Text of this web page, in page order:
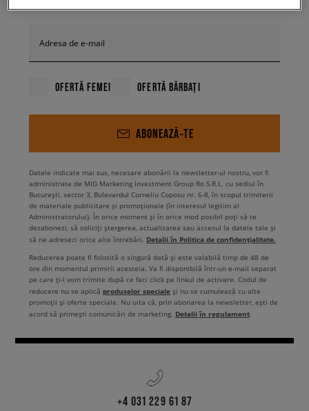
Adresa de e-mail
OFERTĂ FEMEI OFERTĂ BĂRBAȚI
ABONEAZĂ-TE
Datele indicate mai sus, necesare abonării la newsletter-ul nostru, vor fi
administrate de MIG Marketing Investment Group Ro S.R.L. cu sediul în
București, sector 3, Bulevardul Corneliu Coposu nr. 6-8, în scopul trimiterii
de materiale publicitare și promoționale (în interesul legitim al
Administratorului). În orice moment și în orice mod posibil poți să te
dezabonezi, să soliciți ștergerea, actualizarea sau accesul la datele tale și
să ne adresezi orice alte întrebări. Detalii în Politica de confidențialitate.
Reducerea poate fi folosită o singură dată și este valabilă timp de 48 de
ore din momentul primirii acesteia. Va fi disponibilă într-un e-mail separat
pe care ți-l vom trimite după ce faci click pe linkul de activare. Codul de
reducere nu se aplică produselor speciale și nu se cumulează cu alte
promoții și oferte speciale. Nu uita că, prin abonarea la newsletter, ești de
acord să primești comunicări de marketing. Detalii în regulament.
+4 031 229 61 87